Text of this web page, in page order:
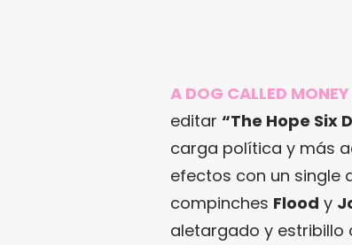
A DOG CALLED
editar “The Hope Six
carga política y más
efectos con un single
compinches Flood y
aletargado y estribillo